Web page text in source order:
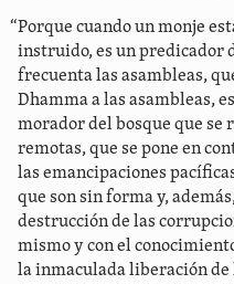
“Porque cuando un monje
instruido, es un predicador
frecuenta las asambleas,
Dhamma a las asambleas,
morador del bosque que se
remotas, que se pone en
las emancipaciones
que son sin forma y,
destrucción de las
mismo y con el
la inmaculada liberación